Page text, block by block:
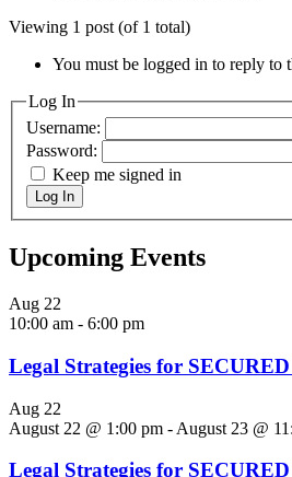
Viewing 1 post (of 1 total)
You must be logged in to reply to
Log In
Username:
Password:
Keep me signed in
Log In
Upcoming Events
Aug 22
10:00 am - 6:00 pm
Legal Strategies for
Aug 22
August 22 @ 1:00 pm - August 23 @
Legal Strategies for